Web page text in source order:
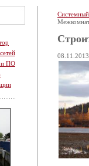
и ПО